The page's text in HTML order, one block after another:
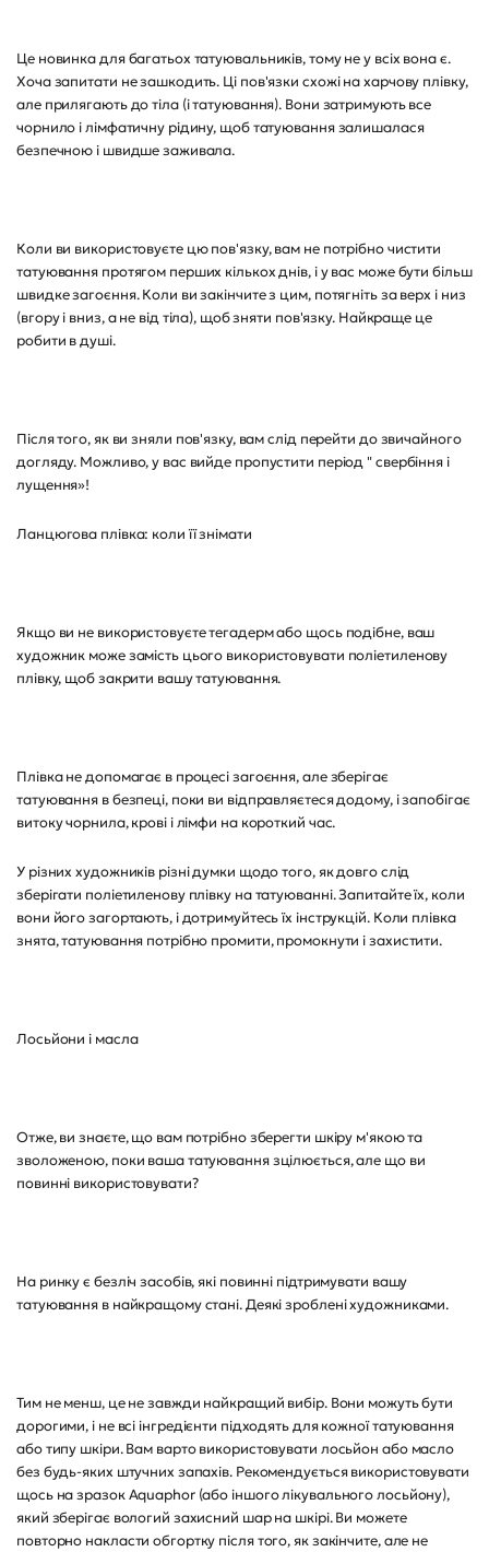
Це новинка для багатьох татуювальників, тому не у всіх вона є.
Хоча запитати не зашкодить. Ці пов'язки схожі на харчову плівку,
але прилягають до тіла (і татуювання). Вони затримують все
чорнило і лімфатичну рідину, щоб татуювання залишалася
безпечною і швидше заживала.
Коли ви використовуєте цю пов'язку, вам не потрібно чистити
татуювання протягом перших кількох днів, і у вас може бути більш
швидке загоєння. Коли ви закінчите з цим, потягніть за верх і низ
(вгору і вниз, а не від тіла), щоб зняти пов'язку. Найкраще це
робити в душі.
Після того, як ви зняли пов'язку, вам слід перейти до звичайного
догляду. Можливо, у вас вийде пропустити період " свербіння і
лущення»!
Ланцюгова плівка: коли її знімати
Якщо ви не використовуєте тегадерм або щось подібне, ваш
художник може замість цього використовувати поліетиленову
плівку, щоб закрити вашу татуювання.
Плівка не допомагає в процесі загоєння, але зберігає
татуювання в безпеці, поки ви відправляєтеся додому, і запобігає
витоку чорнила, крові і лімфи на короткий час.
У різних художників різні думки щодо того, як довго слід
зберігати поліетиленову плівку на татуюванні. Запитайте їх, коли
вони його загортають, і дотримуйтесь їх інструкцій. Коли плівка
знята, татуювання потрібно промити, промокнути і захистити.
Лосьйони і масла
Отже, ви знаєте, що вам потрібно зберегти шкіру м'якою та
зволоженою, поки ваша татуювання зцілюється, але що ви
повинні використовувати?
На ринку є безліч засобів, які повинні підтримувати вашу
татуювання в найкращому стані. Деякі зроблені художниками.
Тим не менш, це не завжди найкращий вибір. Вони можуть бути
дорогими, і не всі інгредієнти підходять для кожної татуювання
або типу шкіри. Вам варто використовувати лосьйон або масло
без будь-яких штучних запахів. Рекомендується використовувати
щось на зразок Aquaphor (або іншого лікувального лосьйону),
який зберігає вологий захисний шар на шкірі. Ви можете
повторно накласти обгортку після того, як закінчите, але не